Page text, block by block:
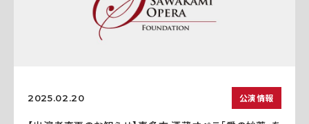
2025.02.20 公演情報